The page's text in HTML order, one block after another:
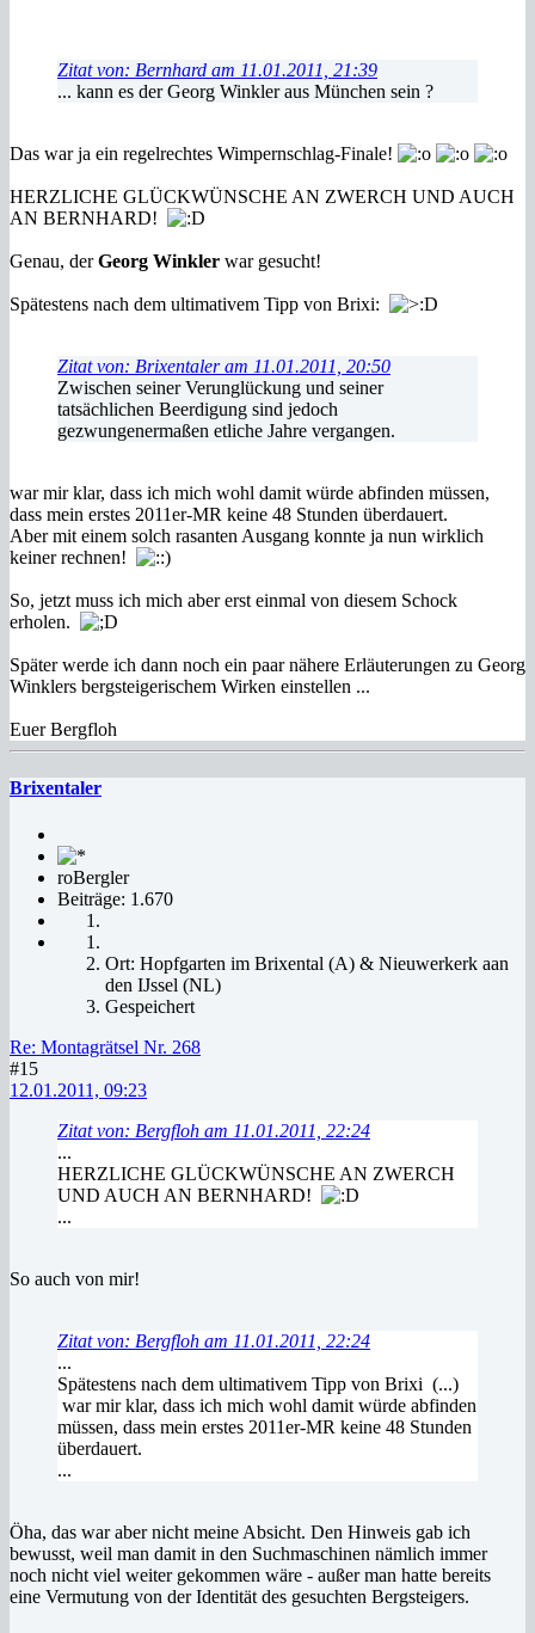
Zitat von: Bernhard am 11.01.2011, 21:39
... kann es der Georg Winkler aus München sein ?
Das war ja ein regelrechtes Wimpernschlag-Finale!
HERZLICHE GLÜCKWÜNSCHE AN ZWERCH UND AUCH
AN BERNHARD!
Genau, derGeorg Winkler war gesucht!
Spätestens nach dem ultimativem Tipp von Brixi:
Zitat von: Brixentaler am 11.01.2011, 20:50
Zwischen seiner Verunglückung und seiner
tatsächlichen Beerdigung sind jedoch
gezwungenermaßen etliche Jahre vergangen.
war mir klar, dass ich mich wohl damit würde abfinden müssen,
dass mein erstes 2011er-MR keine 48 Stunden überdauert.
Aber mit einem solch rasanten Ausgang konnte ja nun wirklich
keiner rechnen!
So, jetzt muss ich mich aber erst einmal von diesem Schock
erholen.
Später werde ich dann noch ein paar nähere Erläuterungen zu Georg
Winklers bergsteigerischem Wirken einstellen ...
Euer Bergfloh
Brixentaler
roBergler
Beiträge: 1.670
Ort: Hopfgarten im Brixental (A) & Nieuwerkerk aan
den IJssel (NL)
Gespeichert
Re: Montagrätsel Nr. 268
#15
12.01.2011, 09:23
Zitat von: Bergfloh am 11.01.2011, 22:24
...
HERZLICHE GLÜCKWÜNSCHE AN ZWERCH
UND AUCH AN BERNHARD!
...
So auch von mir!
Zitat von: Bergfloh am 11.01.2011, 22:24
...
Spätestens nach dem ultimativem Tipp von Brixi (...)
war mir klar, dass ich mich wohl damit würde abfinden
müssen, dass mein erstes 2011er-MR keine 48 Stunden
überdauert.
...
Öha, das war aber nicht meine Absicht. Den Hinweis gab ich
bewusst, weil man damit in den Suchmaschinen nämlich immer
noch nicht viel weiter gekommen wäre - außer man hatte bereits
eine Vermutung von der Identität des gesuchten Bergsteigers.